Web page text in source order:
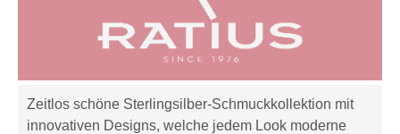
Zeitlos schöne Sterlingsilber-Schmuckkollektion mit
innovativen Designs, welche jedem Look moderne